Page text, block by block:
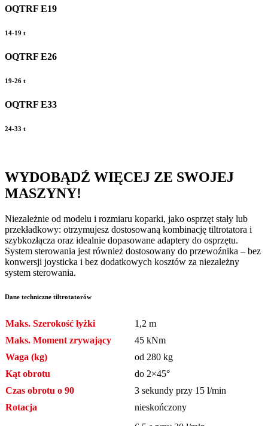
OQTRF E19
14-19 t
OQTRF E26
19-26 t
OQTRF E33
24-33 t
WYDOBĄDŹ WIĘCEJ ZE SWOJEJ
MASZYNY!
Niezależnie od modelu i rozmiaru koparki, jako osprzęt stały lub
przekładkowy: otrzymujesz dostosowaną kombinację tiltrotatora i
szybkozłącza oraz idealnie dopasowane adaptery do osprzętu.
System sterowania jest również dostosowany do przewoźnika – bez
konwersji joysticka i bez dodatkowych kosztów za niezależny
system sterowania.
Dane techniczne tiltrotatorów
Maks. Szerokość łyżki
1,2 m
Maks. Moment zrywający
45 kNm
Waga (kg)
od 280 kg
Kąt obrotu
do 2×45°
Czas obrotu o 90
3 sekundy przy 15 l/min
Rotacja
nieskończony